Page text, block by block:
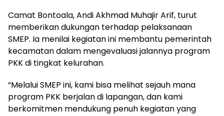
Camat Bontoala, Andi Akhmad Muhajir Arif, turut
memberikan dukungan terhadap pelaksanaan
SMEP. Ia menilai kegiatan ini membantu pemerintah
kecamatan dalam mengevaluasi jalannya program
PKK di tingkat kelurahan.
“Melalui SMEP ini, kami bisa melihat sejauh mana
program PKK berjalan di lapangan, dan kami
berkomitmen mendukung penuh kegiatan yang